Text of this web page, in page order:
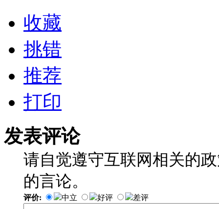
收藏
挑错
推荐
打印
发表评论
请自觉遵守互联网相关的
的言论。
评价: 中立 好评 差评